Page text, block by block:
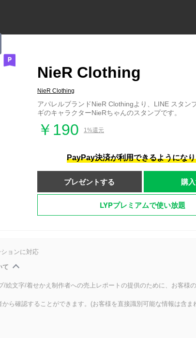
NieR Clothing
NieR Clothing
アパレルブランドNieR Clothingより、LINE スタン
ギのキャラクターNieRちゃんのスタンプです。
￥190 1%還元
PayPay決済が利用できるようにな
プレゼントする 購
LYPプレミアムで使い放題
ョンに対応
て
/絵文字/着せかえ制作者への売上レポートの提供のために、お客様
ら確認することができます。(お客様を直接識別可能な情報は含ま